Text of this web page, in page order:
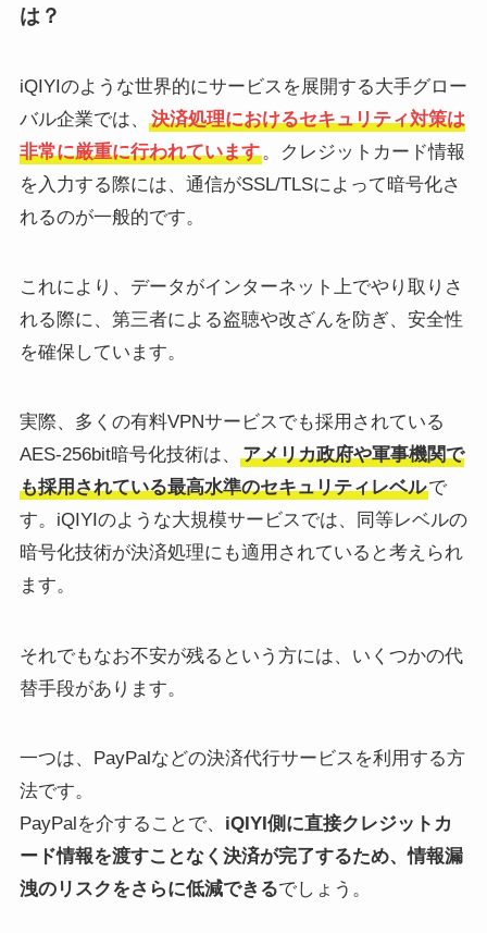
は？
iQIYIのような世界的にサービスを展開する大手グロー
バル企業では、
決済処理におけるセキュリティ対策は
非常に厳重に行われています。クレジットカード情報
を入力する際には、通信がSSL/TLSによって暗号化さ
れるのが一般的です。
これにより、データがインターネット上でやり取りさ
れる際に、第三者による盗聴や改ざんを防ぎ、安全性
を確保しています。
実際、多くの有料VPNサービスでも採用されている
AES-256bit暗号化技術は、
アメリカ政府や軍事機関で
も採用されている最高水準のセキュリティレベルで
す。iQIYIのような大規模サービスでは、同等レベルの
暗号化技術が決済処理にも適用されていると考えられ
ます。
それでもなお不安が残るという方には、いくつかの代
替手段があります。
一つは、PayPalなどの決済代行サービスを利用する方
法です。
PayPalを介することで、 iQIYI側に直接クレジットカ
ード情報を渡すことなく決済が完了するため、情報漏
洩のリスクをさらに低減できるでしょう。